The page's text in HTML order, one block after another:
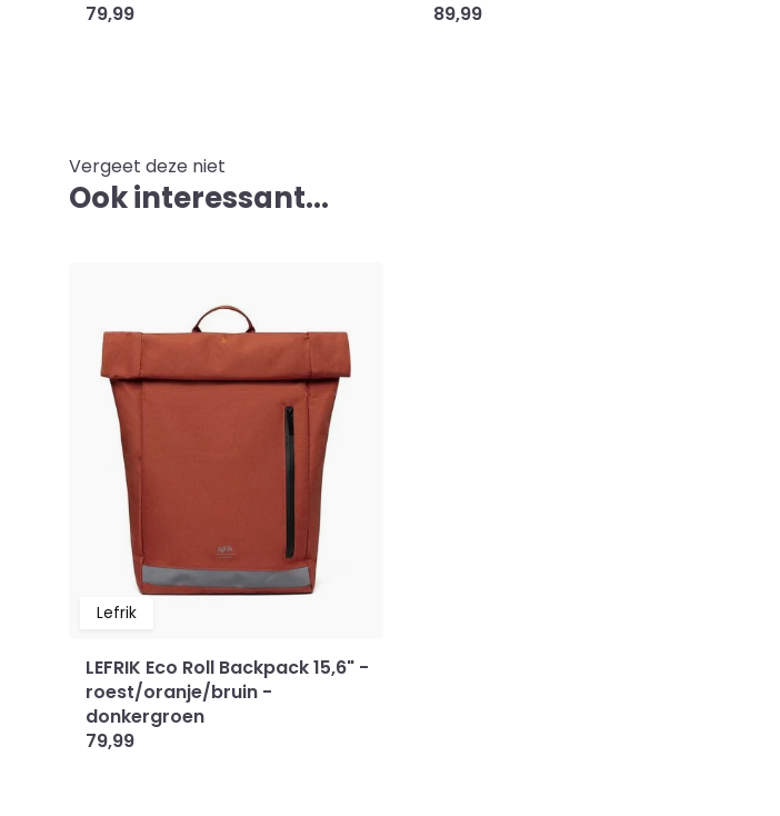
79,99
89,99
Vergeet deze niet
Ook interessant...
Lefrik
LEFRIK Eco Roll Backpack 15,6" -
roest/oranje/bruin -
donkergroen
79,99